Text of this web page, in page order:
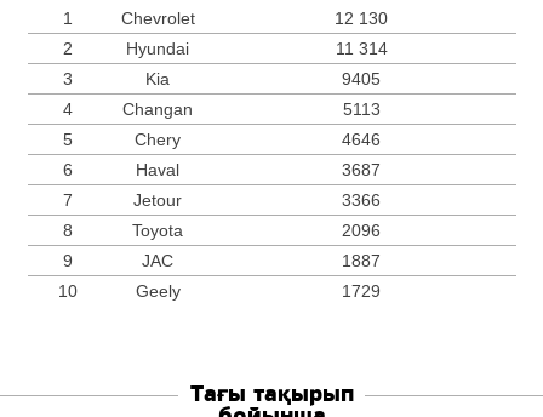
1 Chevrolet
12 130
2
Hyundai
11 314
3
Kia
9405
4
Changan
5113
5
Chery
4646
6
Haval
3687
7
Jetour
3366
8
Toyota
2096
9
JAC
1887
10
Geely 1729
Тағы тақырып